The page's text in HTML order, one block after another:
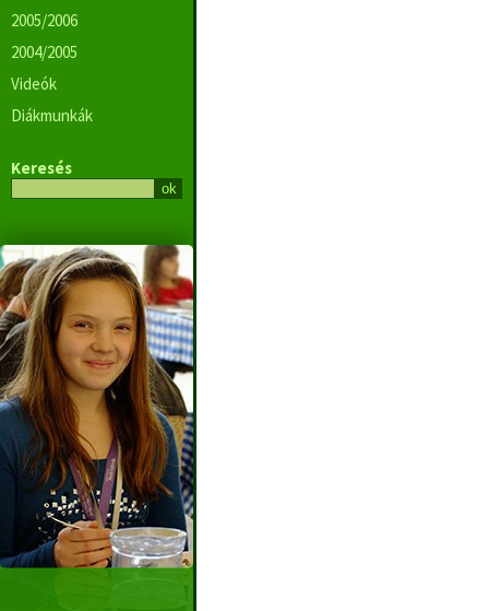
2005/2006
2004/2005
Videók
Diákmunkák
Keresés